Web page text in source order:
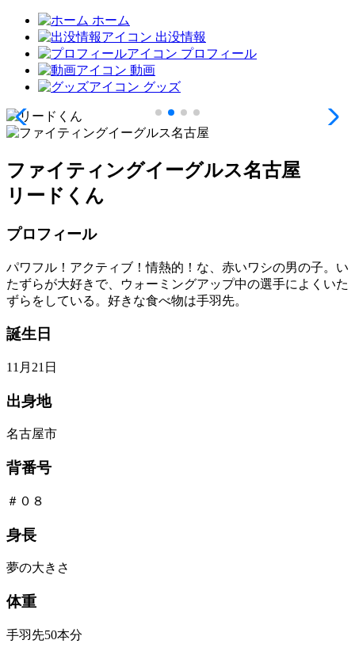
ホーム
出没情報
プロフィール
動画
グッズ
ファイティングイーグルス名古屋
リードくん
プロフィール
パワフル！アクティブ！情熱的！な、赤いワシの男の子。い
たずらが大好きで、ウォーミングアップ中の選手によくいた
ずらをしている。好きな食べ物は手羽先。
誕生日
11月21日
出身地
名古屋市
背番号
＃０８
身長
夢の大きさ
体重
手羽先50本分